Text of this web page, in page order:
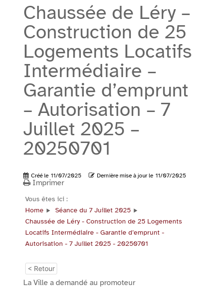
Chaussée de Léry –
Construction de 25
Logements Locatifs
Intermédiaire –
Garantie d’emprunt
– Autorisation – 7
Juillet 2025 –
20250701
Créé le 11/07/2025 Dernière mise à jour le 11/07/2025
Imprimer
Vous êtes ici :
Home
Séance du 7 Juillet 2025
Chaussée de Léry - Construction de 25 Logements
Locatifs Intermédiaire - Garantie d’emprunt -
Autorisation - 7 Juillet 2025 - 20250701
< Retour
La Ville a demandé au promoteur